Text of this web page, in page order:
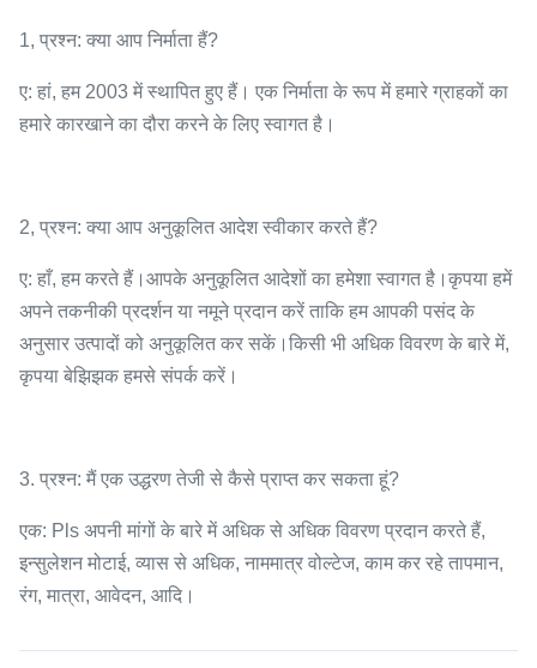
1, प्रश्न: क्या आप निर्माता हैं?
ए: हां, हम 2003 में स्थापित हुए हैं। एक निर्माता के रूप में हमारे ग्राहकों का
हमारे कारखाने का दौरा करने के लिए स्वागत है।
2, प्रश्न: क्या आप अनुकूलित आदेश स्वीकार करते हैं?
ए: हाँ, हम करते हैं।आपके अनुकूलित आदेशों का हमेशा स्वागत है।कृपया हमें
अपने तकनीकी प्रदर्शन या नमूने प्रदान करें ताकि हम आपकी पसंद के
अनुसार उत्पादों को अनुकूलित कर सकें।किसी भी अधिक विवरण के बारे में,
कृपया बेझिझक हमसे संपर्क करें।
3. प्रश्न: मैं एक उद्धरण तेजी से कैसे प्राप्त कर सकता हूं?
एक: Pls अपनी मांगों के बारे में अधिक से अधिक विवरण प्रदान करते हैं,
इन्सुलेशन मोटाई, व्यास से अधिक, नाममात्र वोल्टेज, काम कर रहे तापमान,
रंग, मात्रा, आवेदन, आदि।